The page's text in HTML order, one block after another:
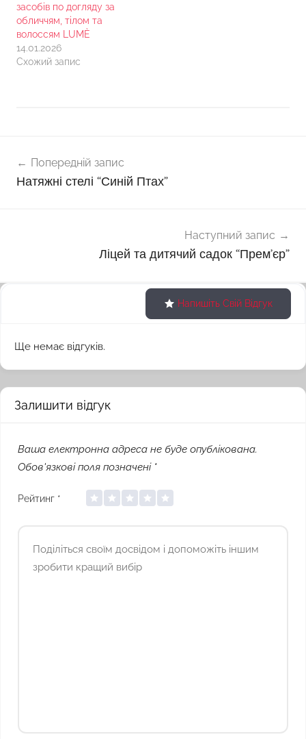
засобів по догляду за
обличчям, тілом та
волоссям LUMÈ
14.01.2026
Схожий запис
записів
Попередній запис
Натяжні стелі “Синій Птах”
Наступний запис
Ліцей та дитячий садок “Прем’єр”
Напишіть Свій Відгук
Ще немає відгуків.
Залишити відгук
Ваша електронна адреса не буде опублікована.
Обов'язкові поля позначені *
Рейтинг *